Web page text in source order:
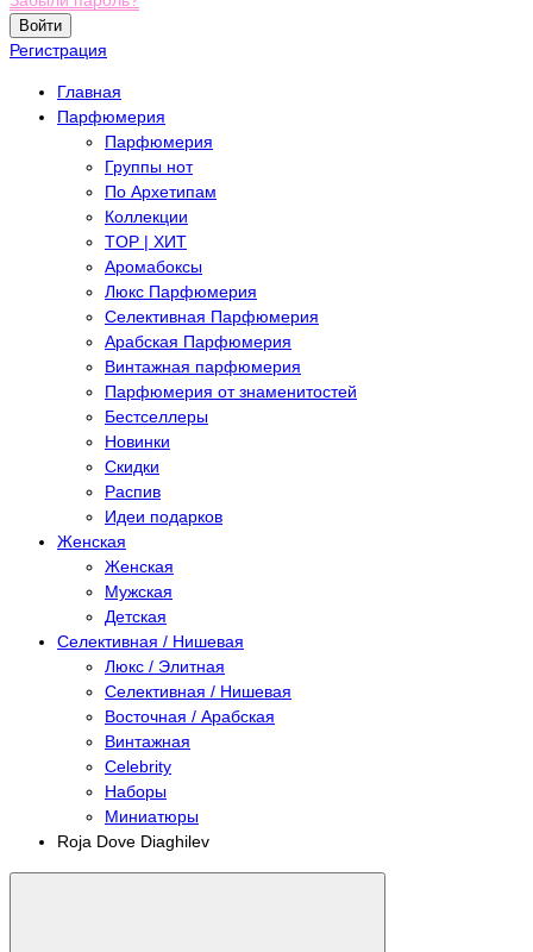
Войти
Регистрация
Главная
Парфюмерия
Парфюмерия
Группы нот
По Архетипам
Коллекции
TOP | ХИТ
Аромабоксы
Люкс Парфюмерия
Селективная Парфюмерия
Арабская Парфюмерия
Винтажная парфюмерия
Парфюмерия от знаменитостей
Бестселлеры
Новинки
Скидки
Распив
Идеи подарков
Женская
Женская
Мужская
Детская
Селективная / Нишевая
Люкс / Элитная
Селективная / Нишевая
Восточная / Арабская
Винтажная
Celebrity
Наборы
Миниатюры
Roja Dove Diaghilev